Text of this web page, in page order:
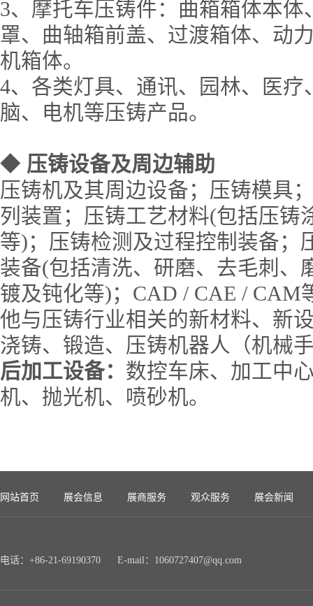
3、摩托车压铸件：曲箱箱体本
罩、曲轴箱前盖、过渡箱体、动
机箱体。
4、各类灯具、通讯、园林、医
脑、电机等压铸产品。
◆ 压铸设备及周边辅助
压铸机及其周边设备；压铸模具
列装置；压铸工艺材料(包括压铸
等)；压铸检测及过程控制装备；
装备(包括清洗、研磨、去毛刺、
镀及钝化等)；CAD / CAE / CAM
他与压铸行业相关的新材料、新
浇铸、锻造、压铸机器人（机械
后加工设备： 数控车床、加工中
机、抛光机、喷砂机。
网站首页 展会信息 展商服务 观众服务 展会新闻
电话：+86-21-69190370 E-mail：1060727407@qq.com